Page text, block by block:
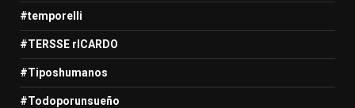
#temporelli
#TERSSE rICARDO
#Tiposhumanos
#Todoporunsueño